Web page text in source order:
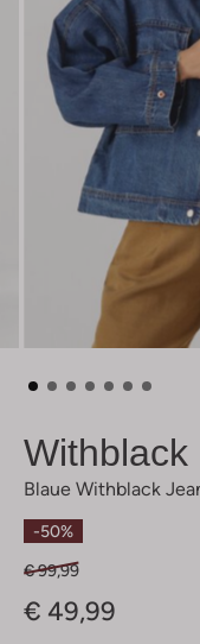
Withblack
Blaue Withblack
-50%
€ 99,99
€ 49,99